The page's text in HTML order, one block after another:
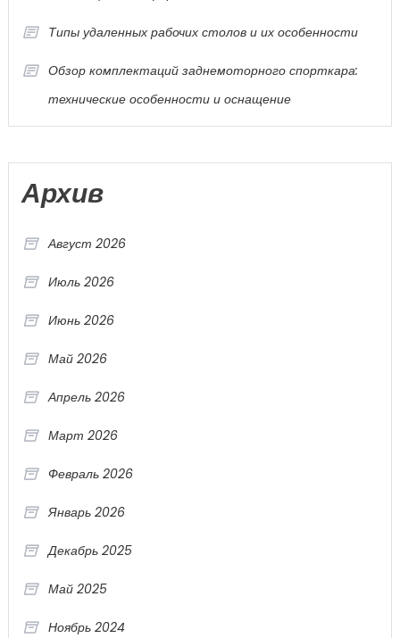
Типы удаленных рабочих столов и их особенности
Обзор комплектаций заднемоторного спорткара:
технические особенности и оснащение
Архив
Август 2026
Июль 2026
Июнь 2026
Май 2026
Апрель 2026
Март 2026
Февраль 2026
Январь 2026
Декабрь 2025
Май 2025
Ноябрь 2024